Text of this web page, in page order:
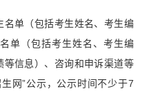
单（包括考生姓名、考生编
单（包括考生姓名、考生编
信息）、咨询和申诉渠道等
网”公示，公示时间不少于7